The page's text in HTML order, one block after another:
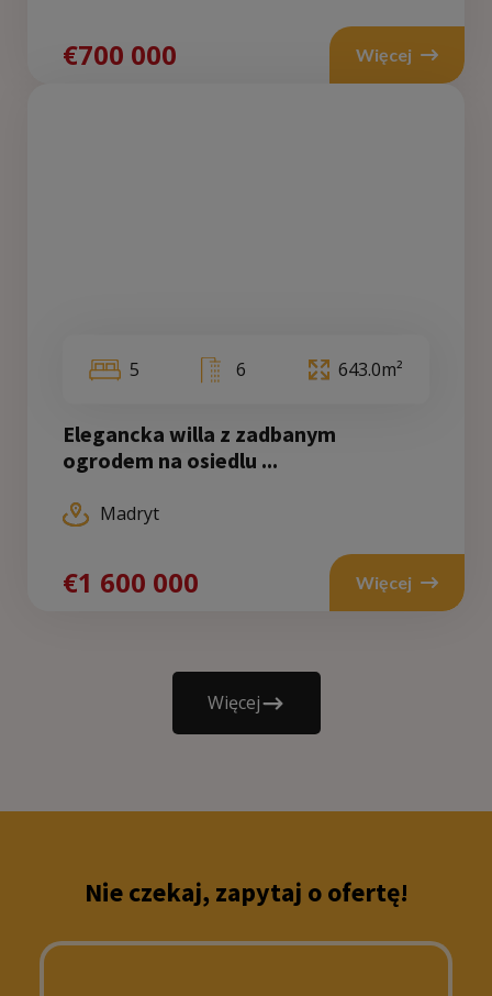
€700 000 Więcej
5 6 643.0m²
Elegancka willa z zadbanym
ogrodem na osiedlu ...
Madryt
€1 600 000 Więcej
Więcej
Nie czekaj, zapytaj o ofertę!